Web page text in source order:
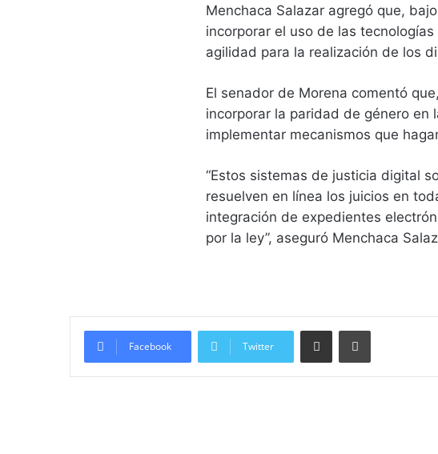
Menchaca Salazar agregó que,
incorporar el uso de las
agilidad para la realización de los
El senador de Morena comentó
incorporar la paridad de género en
implementar mecanismos que
“Estos sistemas de justicia digital
resuelven en línea los juicios en
integración de expedientes
por la ley”, aseguró Menchaca
Facebook Twitter
Compartir vía email Imprimir